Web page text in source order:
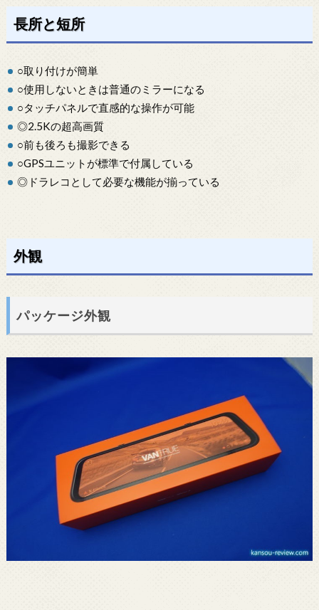
長所と短所
○取り付けが簡単
○使用しないときは普通のミラーになる
○タッチパネルで直感的な操作が可能
◎2.5Kの超高画質
○前も後ろも撮影できる
○GPSユニットが標準で付属している
◎ドラレコとして必要な機能が揃っている
外観
パッケージ外観